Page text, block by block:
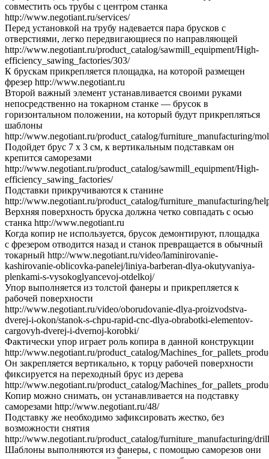
совместить ось трубы с центром станка
http://www.negotiant.ru/services/
Перед установкой на трубу надевается пара брусков с
отверстиями, легко передвигающиеся по направляющей
http://www.negotiant.ru/product_catalog/sawmill_equipment/High-
efficiency_sawing_factories/303/
К брускам прикрепляется площадка, на которой размещен
фрезер http://www.negotiant.ru
Второй важный элемент устанавливается своими руками
непосредственно на токарном станке — брусок в
горизонтальном положении, на который будут прикрепляться
шаблоны
http://www.negotiant.ru/product_catalog/furniture_manufacturing/
Подойдет брус 7 х 3 см, к вертикальным подставкам он
крепится саморезами
http://www.negotiant.ru/product_catalog/sawmill_equipment/High-
efficiency_sawing_factories/
Подставки прикручиваются к станине
http://www.negotiant.ru/product_catalog/furniture_manufacturing/
Верхняя поверхность бруска должна четко совпадать с осью
станка http://www.negotiant.ru
Когда копир не используется, брусок демонтируют, площадка
с фрезером отводится назад и станок превращается в обычный
токарный http://www.negotiant.ru/video/laminirovanie-
kashirovanie-oblicovka-panelej/liniya-barberan-dlya-okutyvaniya-
plenkami-s-vysokoglyancevoj-otdelkoj/
Упор выполняется из толстой фанеры и прикрепляется к
рабочей поверхности
http://www.negotiant.ru/video/oborudovanie-dlya-proizvodstva-
dverej-i-okon/stanok-s-chpu-rapid-cnc-dlya-obrabotki-elementov-
cargovyh-dverej-i-dvernoj-korobki/
Фактически упор играет роль копира в данной конструкции
http://www.negotiant.ru/product_catalog/
Он закрепляется вертикально, к торцу рабочей поверхности
фиксируется на переходный брус из дерева
http://www.negotiant.ru/product_catalog/
Копир можно снимать, он устанавливается на подставку
саморезами http://www.negotiant.ru/48/
Подставку же необходимо зафиксировать жестко, без
возможности снятия
http://www.negotiant.ru/product_catalog/furniture_manufacturing/
Шаблоны выполняются из фанеры, с помощью саморезов они